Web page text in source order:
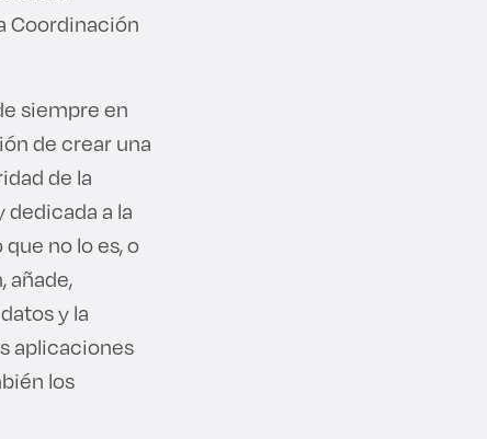
Coordinación
siempre en
de crear una
de la
dedicada a la
no lo es, o
añade,
y la
aplicaciones
los